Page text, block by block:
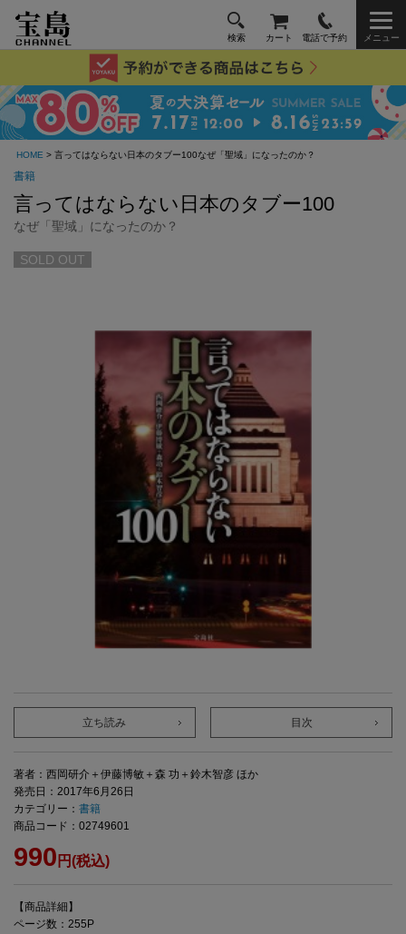
検索 カート 電話で予約 メニュー
HOME > 言ってはならない日本のタブー100なぜ「聖域」になったのか？
書籍
言ってはならない日本のタブー100
なぜ「聖域」になったのか？
SOLD OUT
立ち読み 目次
著者：西岡研介＋伊藤博敏＋森 功＋鈴木智彦 ほか
発売日：2017年6月26日
カテゴリー： 書籍
商品コード：02749601
990 円(税込)
【商品詳細】
ページ数：255P